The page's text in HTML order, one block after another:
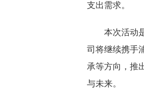
支出需求。
本次活动
司将继续携手
承等方向，推
与未来。